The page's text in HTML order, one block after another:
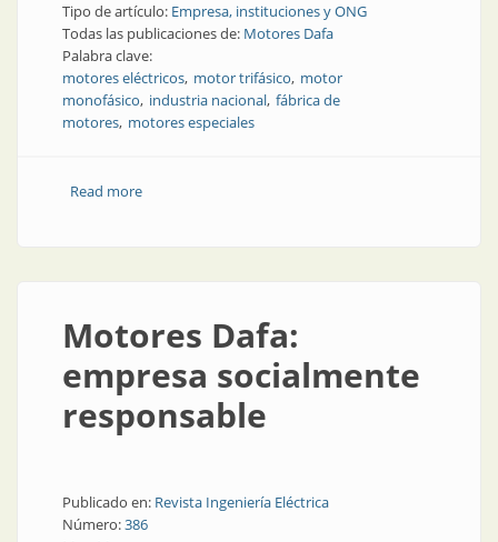
Tipo de artículo: Empresa, instituciones y ONG
Todas las publicaciones de: Motores Dafa
Palabra clave:
motores eléctricos motor trifásico motor
monofásico industria nacional fábrica de
motores motores especiales
Read moreabout Diez años en Motores Dafa
Motores Dafa:
empresa socialmente
responsable
Publicado en: Revista Ingeniería Eléctrica
Número:386